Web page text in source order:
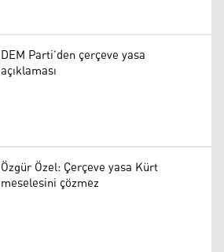
DEM Parti’den çerçeve yasa
açıklaması
Özgür Özel: Çerçeve yasa Kürt
meselesini çözmez